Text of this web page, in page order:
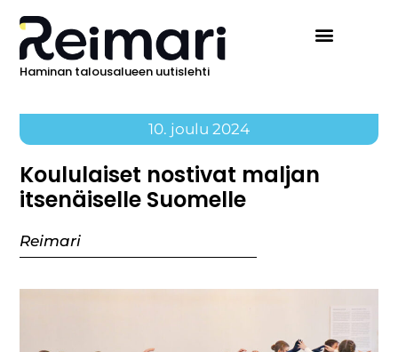
Haminan talousalueen uutislehti
10. joulu 2024
Koululaiset nostivat maljan
itsenäiselle Suomelle
Reimari